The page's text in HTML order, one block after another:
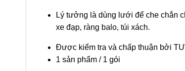
Lý tưởng là dùng lưới để che chắn
xe đạp, ràng balo, túi xách.
Được kiểm tra và chấp thuận bởi
1 sản phẩm / 1 gói